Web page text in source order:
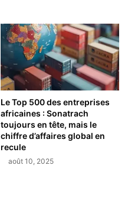
Le Top 500 des entreprises
africaines : Sonatrach
toujours en tête, mais le
chiffre d’affaires global en
recule
août 10, 2025